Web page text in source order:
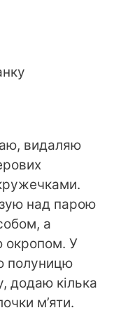
видаляю
над парою
а
окропом. У
полуницю
додаю кілька
м’яти.